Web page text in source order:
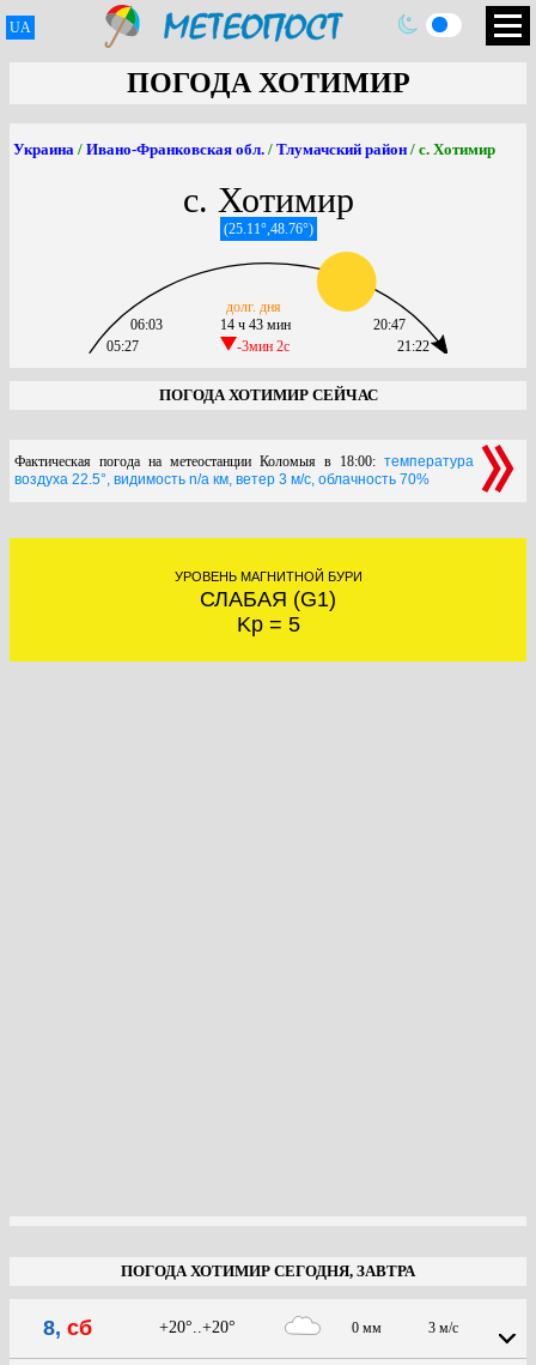
UA
ПОГОДА ХОТИМИР
Украина / Ивано-Франковская обл. / Тлумачский район / с. Хотимир
с. Хотимир
(25.11°,48.76°)
05:27
06:03
14 ч 43 мин
-3мин 2c
долг. дня
21:22
20:47
ПОГОДА ХОТИМИР СЕЙЧАС
Фактическая погода на метеостанции Коломыя в 18:00: температура
воздуха 22.5°, видимость n/a км, ветер 3 м/с, облачность 70%
УРОВЕНЬ МАГНИТНОЙ БУРИ
СЛАБАЯ (G1)
Kp = 5
ПОГОДА ХОТИМИР СЕГОДНЯ, ЗАВТРА
8, сб +20°..+20° 0 мм 3 м/с